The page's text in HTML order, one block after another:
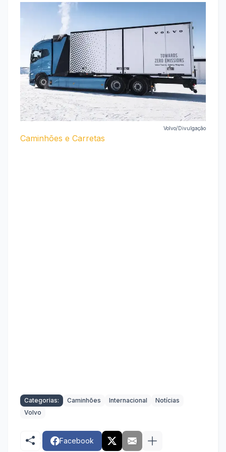
Volvo/Divulgação
Caminhões e Carretas
Categorias: Caminhões Internacional
Notícias
Volvo
Facebook